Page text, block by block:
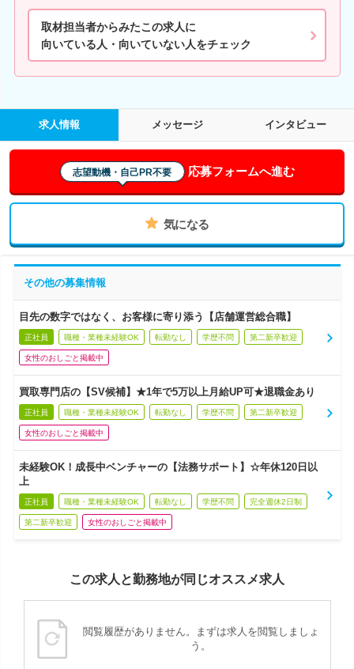
取材担当者からみたこの求人に
向いている人・向いていない人をチェック
求人情報 メッセージ インタビュー
志望動機・自己PR不要 応募フォームへ進む
気になる
その他の募集情報
目先の数字ではなく、お客様に寄り添う【店舗運営総合職】
正社員 職種・業種未経験OK 転勤なし 学歴不問 第二新卒歓迎
女性のおしごと掲載中
買取専門店の【SV候補】★1年で5万以上月給UP可★退職金あり
正社員 職種・業種未経験OK 転勤なし 学歴不問 第二新卒歓迎
女性のおしごと掲載中
未経験OK！成長中ベンチャーの【法務サポート】☆年休120日以
上
正社員 職種・業種未経験OK 転勤なし 学歴不問 完全週休2日制
第二新卒歓迎 女性のおしごと掲載中
この求人と勤務地が同じオススメ求人
閲覧履歴がありません。まずは求人を閲覧しましょ
う。